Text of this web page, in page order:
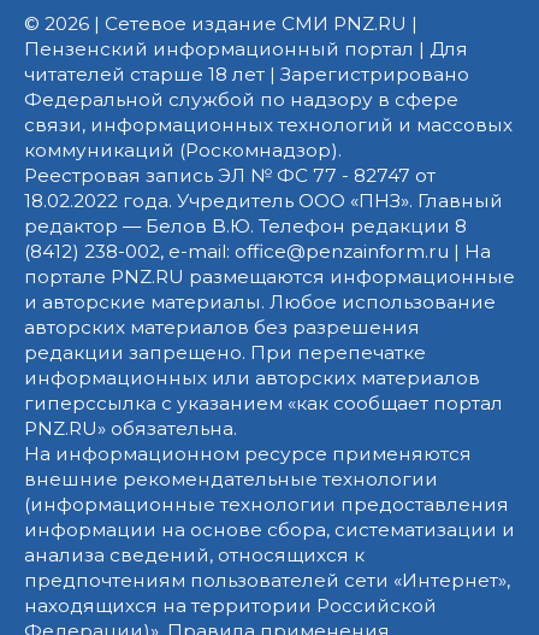
© 2026 | Сетевое издание СМИ PNZ.RU |
Пензенский информационный портал | Для
читателей старше 18 лет | Зарегистрировано
Федеральной службой по надзору в сфере
связи, информационных технологий и массовых
коммуникаций (Роскомнадзор).
Реестровая запись ЭЛ № ФС 77 - 82747 от
18.02.2022 года. Учредитель ООО «ПНЗ». Главный
редактор — Белов В.Ю. Телефон редакции 8
(8412) 238-002, e-mail: office@penzainform.ru | На
портале PNZ.RU размещаются информационные
и авторские материалы. Любое использование
авторских материалов без разрешения
редакции запрещено. При перепечатке
информационных или авторских материалов
гиперссылка с указанием «как сообщает портал
PNZ.RU» обязательна.
На информационном ресурсе применяются
внешние рекомендательные технологии
(информационные технологии предоставления
информации на основе сбора, систематизации и
анализа сведений, относящихся к
предпочтениям пользователей сети «Интернет»,
находящихся на территории Российской